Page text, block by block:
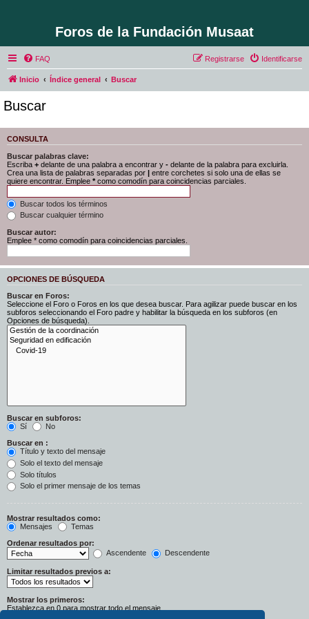
Foros de la Fundación Musaat
FAQ Identificarse
Registrarse
Inicio Índice general Buscar
Buscar
CONSULTA
Buscar palabras clave:
Escriba + delante de una palabra a encontrar y - delante de la palabra para excluirla.
Crea una lista de palabras separadas por | entre corchetes si solo una de ellas se
quiere encontrar. Emplee * como comodín para coincidencias parciales.
Buscar todos los términos
Buscar cualquier término
Buscar autor:
Emplee * como comodín para coincidencias parciales.
OPCIONES DE BÚSQUEDA
Buscar en Foros:
Seleccione el Foro o Foros en los que desea buscar. Para agilizar puede buscar en los
subforos seleccionando el Foro padre y habilitar la búsqueda en los subforos (en
Opciones de búsqueda).
Buscar en subforos:
Sí
No
Buscar en :
Título y texto del mensaje
Solo el texto del mensaje
Solo títulos
Solo el primer mensaje de los temas
Mostrar resultados como:
Mensajes
Temas
Ordenar resultados por:
Ascendente
Descendente
Limitar resultados previos a:
Mostrar los primeros:
Establezca en 0 para mostrar todo el mensaje.